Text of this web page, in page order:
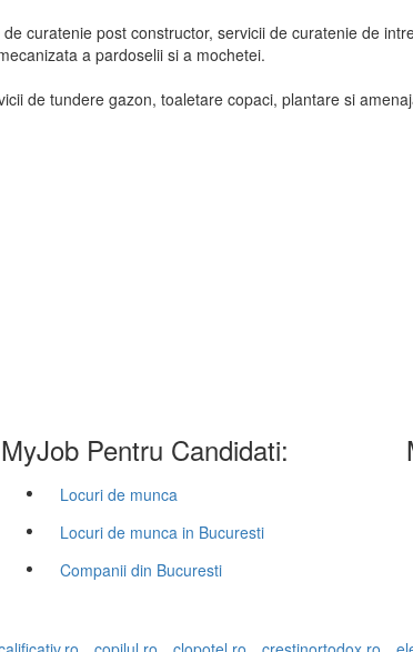
curatenie post constructor, servicii de curatenie de
a pardoselii si a mochetei.
de tundere gazon, toaletare copaci, plantare si
MyJob Pentru Candidati:
Locuri de munca
Locuri de munca in Bucuresti
Companii din Bucuresti